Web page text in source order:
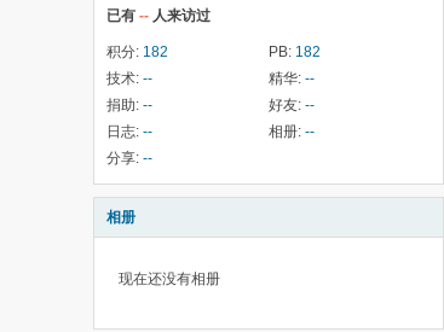
已有 -- 人来访过
积分: 182 PB: 182
技术: -- 精华: --
捐助: -- 好友: --
日志: -- 相册: --
分享: --
相册
现在还没有相册